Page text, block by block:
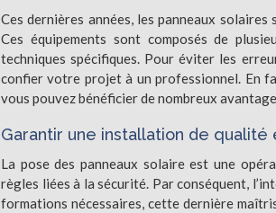
Ces dernières années, les panneaux
Ces équipements sont composés de
techniques spécifiques. Pour éviter les
confier votre projet à un professionnel. En
vous pouvez bénéficier de nombreux
Garantir une installation de
La pose des panneaux solaire est une
règles liées à la sécurité. Par conséquent,
formations nécessaires, cette dernière